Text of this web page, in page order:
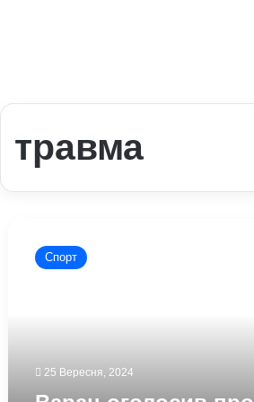
травма
оголосив
Спорт
25 Вересня, 2024